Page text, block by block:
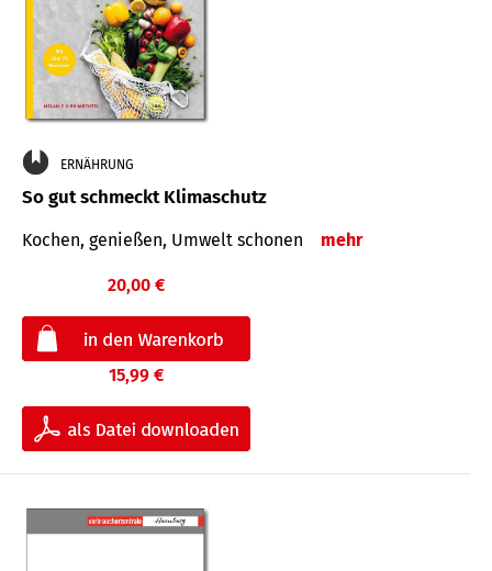
ERNÄHRUNG
So gut schmeckt Klimaschutz
Kochen, genießen, Umwelt schonen mehr
20,00 €
15,99 €